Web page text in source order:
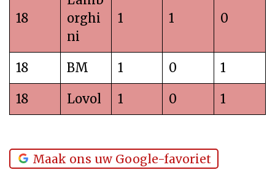
18
orghi
ni
1 1 0
18 BM 1 0 1
18 Lovol 1 0 1
Maak ons uw Google-favoriet